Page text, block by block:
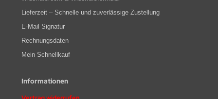
Lieferzeit – Schnelle und zuverlässige Zustellung
E-Mail Signatur
Rechnungsdaten
Mein Schnellkauf
Informationen